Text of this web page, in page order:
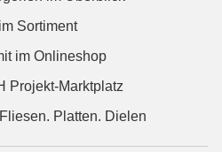
Sortiment
im Onlineshop
Projekt-Marktplatz
Platten. Dielen